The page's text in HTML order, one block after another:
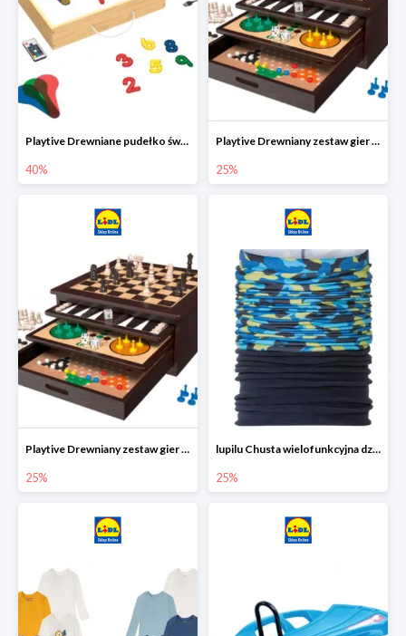
Playtive Drewniane pudełko świetlne MONTESSORI
40%
Playtive Drewniany zestaw gier 10 w 1
25%
Playtive Drewniany zestaw gier 10 w 1
25%
lupilu Chusta wielofunkcyjna dziecięca
25%